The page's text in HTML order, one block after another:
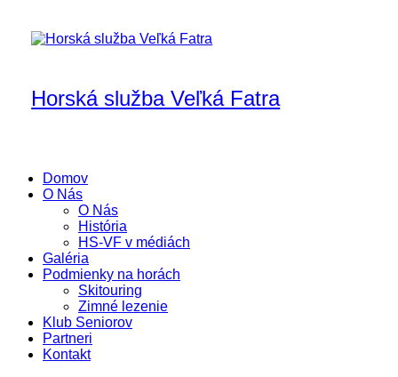
content
Horská služba Veľká Fatra
Domov
O Nás
O Nás
História
HS-VF v médiách
Galéria
Podmienky na horách
Skitouring
Zimné lezenie
Klub Seniorov
Partneri
Kontakt